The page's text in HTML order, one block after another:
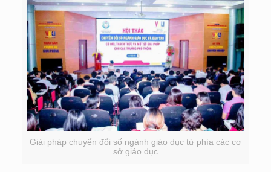
Giải pháp chuyển đổi số ngành giáo dục từ phía các cơ
sở giáo dục